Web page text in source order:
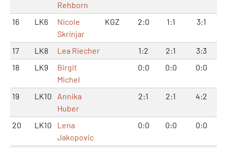
Rehborn
16
LK6
Nicole
Skrinjar
KGZ 2:0 1:1 3:1
17 LK8 Lea Riecher 1:2 2:1
3:3
18
LK9
Birgit
Michel
0:0 0:0 0:0
19 LK10
Annika
Huber
2:1 2:1 4:2
20 LK10
Lena
Jakopovic
0:0 0:0 0:0